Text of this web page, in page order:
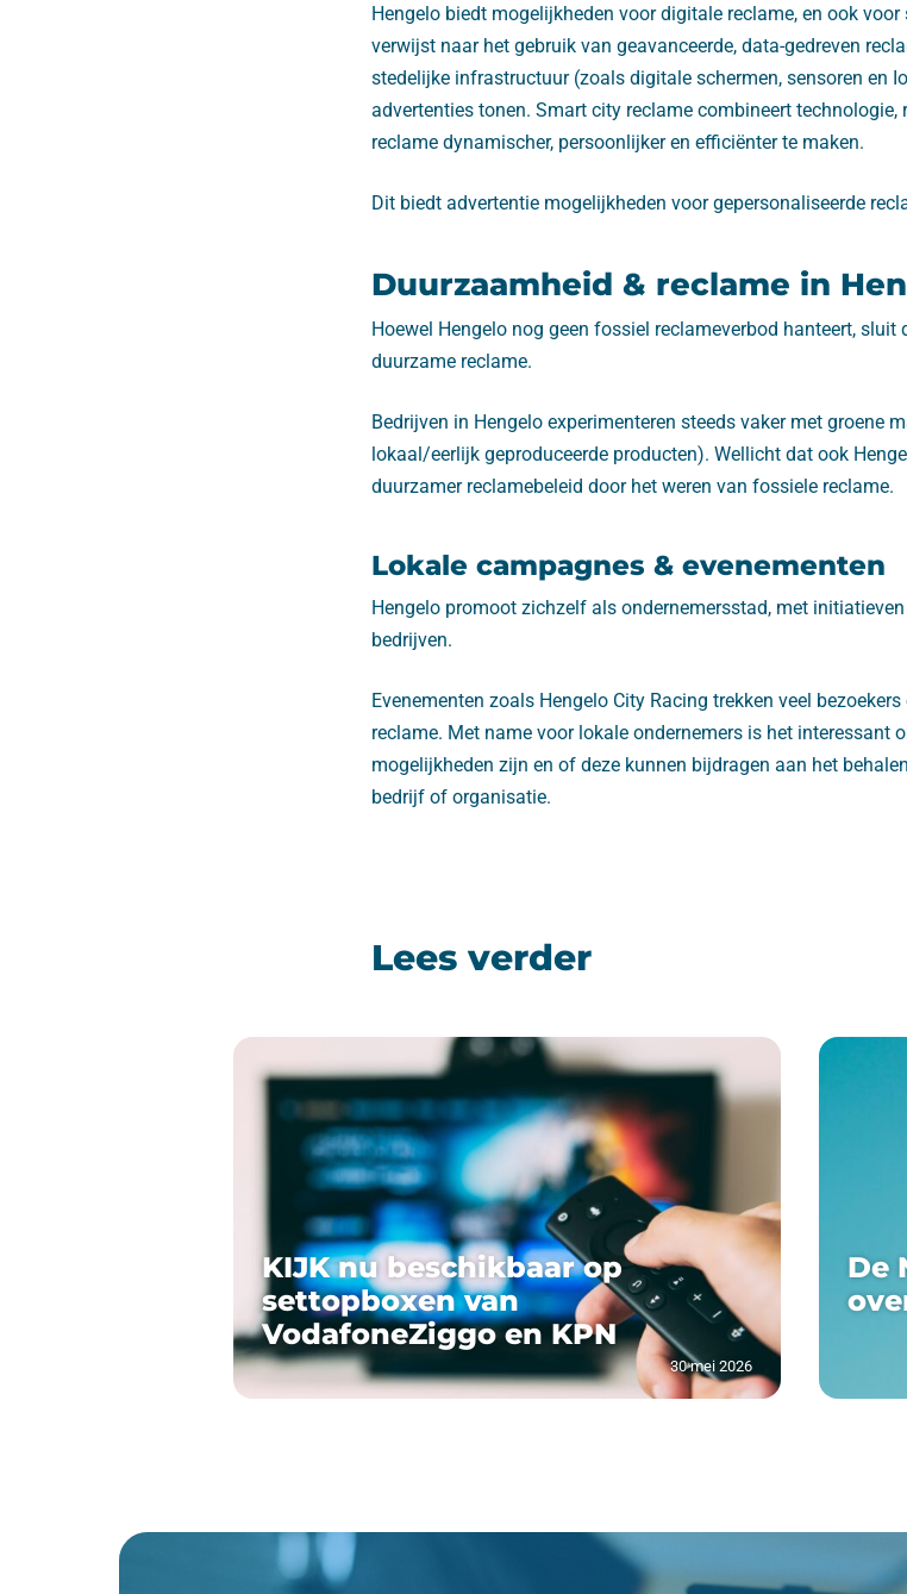
Hengelo biedt mogelijkheden voor digitale reclame, en ook
verwijst naar het gebruik van geavanceerde, data-gedreven
stedelijke infrastructuur (zoals digitale schermen, sensoren en
advertenties tonen. Smart city reclame combineert
reclame dynamischer, persoonlijker en efficiënter te maken.
Dit biedt advertentie mogelijkheden voor gepersonaliseerde
Duurzaamheid & reclame in
Hoewel Hengelo nog geen fossiel reclameverbod hanteert,
duurzame reclame.
Bedrijven in Hengelo experimenteren steeds vaker met groene
lokaal/eerlijk geproduceerde producten). Wellicht dat ook
duurzamer reclamebeleid door het weren van fossiele reclame.
Lokale campagnes & evenementen
Hengelo promoot zichzelf als ondernemersstad, met
bedrijven.
Evenementen zoals Hengelo City Racing trekken veel
reclame. Met name voor lokale ondernemers is het interessant
mogelijkheden zijn en of deze kunnen bijdragen aan het
bedrijf of organisatie.
Lees verder
KIJK nu beschikbaar op
settopboxen van
VodafoneZiggo en KPN
30 mei 2026
De